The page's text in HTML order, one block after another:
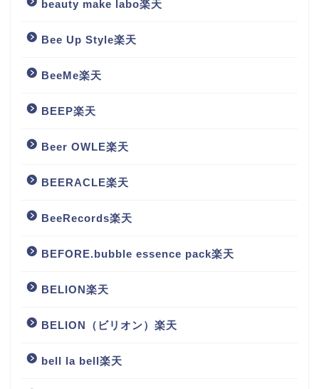
beauty make labo楽天
Bee Up Style楽天
BeeMe楽天
BEEP楽天
Beer OWLE楽天
BEERACLE楽天
BeeRecords楽天
BEFORE.bubble essence pack楽天
BELION楽天
BELION（ビリオン）楽天
bell la bell楽天